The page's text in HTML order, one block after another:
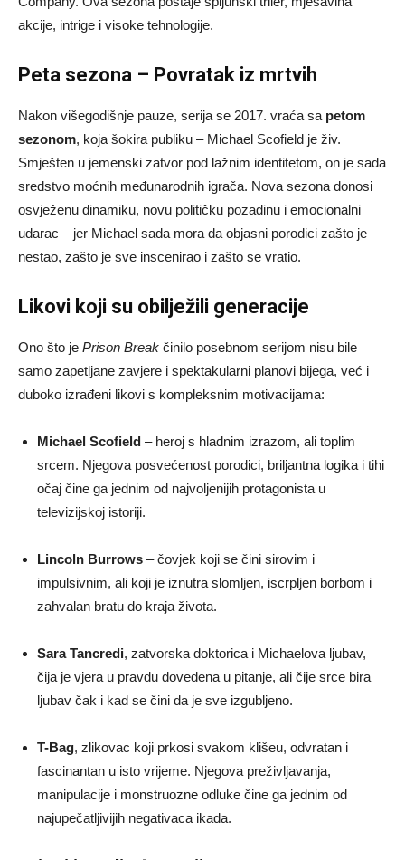
akcije, intrige i visoke tehnologije.
Peta sezona – Povratak iz mrtvih
Nakon višegodišnje pauze, serija se 2017. vraća sa petom
sezonom, koja šokira publiku – Michael Scofield je živ.
Smješten u jemenski zatvor pod lažnim identitetom, on je sada
sredstvo moćnih međunarodnih igrača. Nova sezona donosi
osvježenu dinamiku, novu političku pozadinu i emocionalni
udarac – jer Michael sada mora da objasni porodici zašto je
nestao, zašto je sve inscenirao i zašto se vratio.
Likovi koji su obilježili generacije
Ono što je Prison Break činilo posebnom serijom nisu bile
samo zapetljane zavjere i spektakularni planovi bijega, već i
duboko izrađeni likovi s kompleksnim motivacijama:
Michael Scofield – heroj s hladnim izrazom, ali toplim
srcem. Njegova posvećenost porodici, briljantna logika i tihi
očaj čine ga jednim od najvoljenijih protagonista u
televizijskoj istoriji.
Lincoln Burrows – čovjek koji se čini sirovim i
impulsivnim, ali koji je iznutra slomljen, iscrpljen borbom i
zahvalan bratu do kraja života.
Sara Tancredi, zatvorska doktorica i Michaelova ljubav,
čija je vjera u pravdu dovedena u pitanje, ali čije srce bira
ljubav čak i kad se čini da je sve izgubljeno.
T-Bag, zlikovac koji prkosi svakom klišeu, odvratan i
fascinantan u isto vrijeme. Njegova preživljavanja,
manipulacije i monstruozne odluke čine ga jednim od
najupečatljivijih negativaca ikada.